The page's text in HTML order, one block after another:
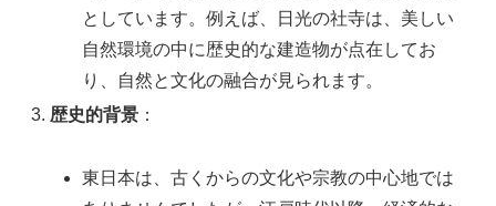
としています。例えば、日光の社寺は、美しい
自然環境の中に歴史的な建造物が点在してお
り、自然と文化の融合が見られます。
歴史的背景 ：
東日本は、古くからの文化や宗教の中心地では